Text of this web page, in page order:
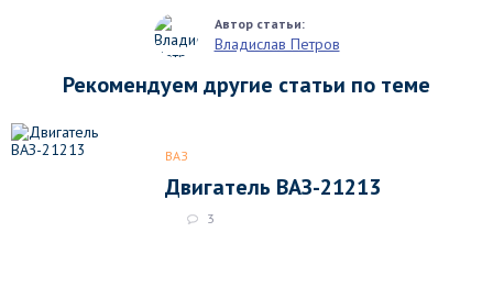
Владислав Петров
Рекомендуем другие статьи по теме
ВАЗ
Двигатель ВАЗ-21213
3